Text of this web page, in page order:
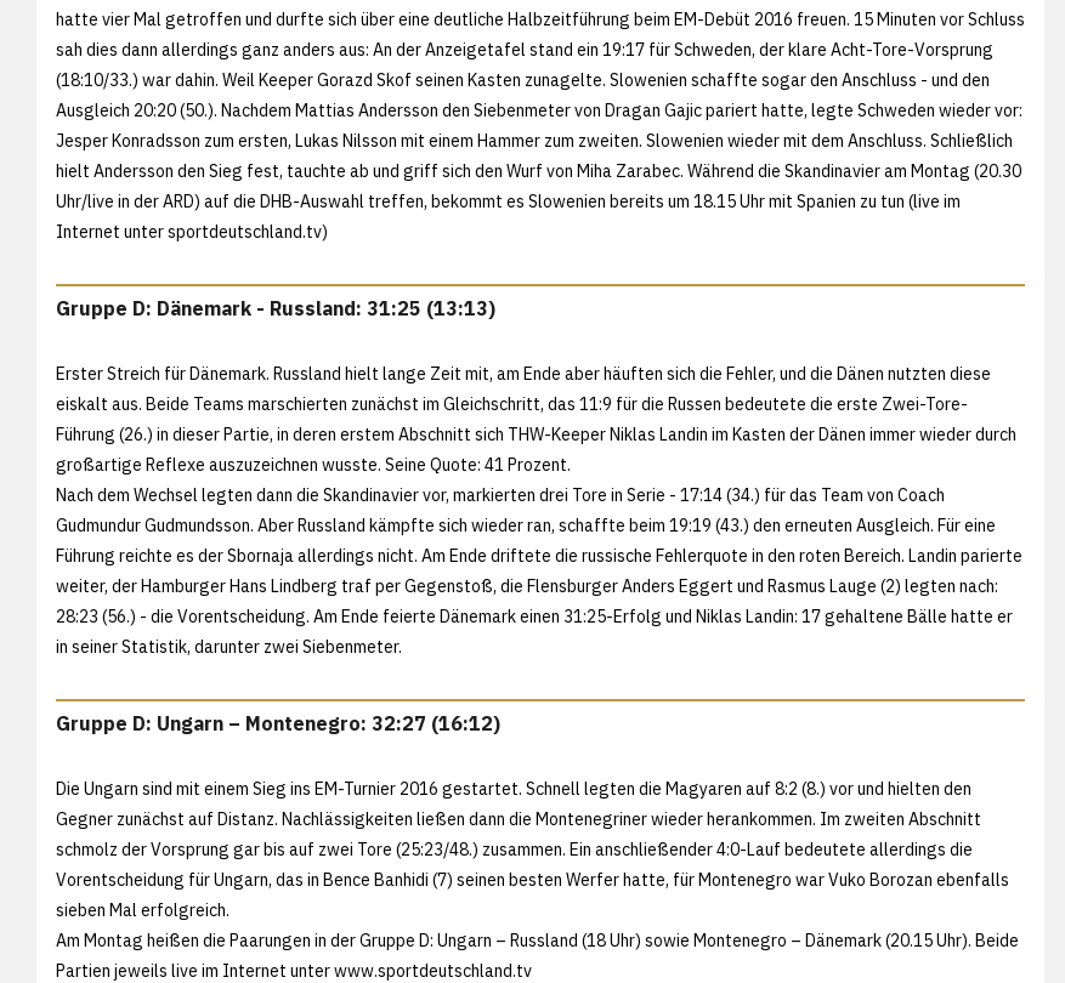
hatte vier Mal getroffen und durfte sich über eine deutliche Halbzeitführung beim EM-Debüt 2016 freuen. 15 Minuten vor Schluss
sah dies dann allerdings ganz anders aus: An der Anzeigetafel stand ein 19:17 für Schweden, der klare Acht-Tore-Vorsprung
(18:10/33.) war dahin. Weil Keeper Gorazd Skof seinen Kasten zunagelte. Slowenien schaffte sogar den Anschluss - und den
Ausgleich 20:20 (50.). Nachdem Mattias Andersson den Siebenmeter von Dragan Gajic pariert hatte, legte Schweden wieder vor:
Jesper Konradsson zum ersten, Lukas Nilsson mit einem Hammer zum zweiten. Slowenien wieder mit dem Anschluss. Schließlich
hielt Andersson den Sieg fest, tauchte ab und griff sich den Wurf von Miha Zarabec. Während die Skandinavier am Montag (20.30
Uhr/live in der ARD) auf die DHB-Auswahl treffen, bekommt es Slowenien bereits um 18.15 Uhr mit Spanien zu tun (live im
Internet untersportdeutschland.tv)
Gruppe D: Dänemark - Russland: 31:25 (13:13)
Erster Streich für Dänemark. Russland hielt lange Zeit mit, am Ende aber häuften sich die Fehler, und die Dänen nutzten diese
eiskalt aus. Beide Teams marschierten zunächst im Gleichschritt, das 11:9 für die Russen bedeutete die erste Zwei-Tore-
Führung (26.) in dieser Partie, in deren erstem Abschnitt sich THW-Keeper Niklas Landin im Kasten der Dänen immer wieder durch
großartige Reflexe auszuzeichnen wusste. Seine Quote: 41 Prozent.
Nach dem Wechsel legten dann die Skandinavier vor, markierten drei Tore in Serie - 17:14 (34.) für das Team von Coach
Gudmundur Gudmundsson. Aber Russland kämpfte sich wieder ran, schaffte beim 19:19 (43.) den erneuten Ausgleich. Für eine
Führung reichte es der Sbornaja allerdings nicht. Am Ende driftete die russische Fehlerquote in den roten Bereich. Landin parierte
weiter, der Hamburger Hans Lindberg traf per Gegenstoß, die Flensburger Anders Eggert und Rasmus Lauge (2) legten nach:
28:23 (56.) - die Vorentscheidung. Am Ende feierte Dänemark einen 31:25-Erfolg und Niklas Landin: 17 gehaltene Bälle hatte er
in seiner Statistik, darunter zwei Siebenmeter.
Gruppe D: Ungarn – Montenegro: 32:27 (16:12)
Die Ungarn sind mit einem Sieg ins EM-Turnier 2016 gestartet. Schnell legten die Magyaren auf 8:2 (8.) vor und hielten den
Gegner zunächst auf Distanz. Nachlässigkeiten ließen dann die Montenegriner wieder herankommen. Im zweiten Abschnitt
schmolz der Vorsprung gar bis auf zwei Tore (25:23/48.) zusammen. Ein anschließender 4:0-Lauf bedeutete allerdings die
Vorentscheidung für Ungarn, das in Bence Banhidi (7) seinen besten Werfer hatte, für Montenegro war Vuko Borozan ebenfalls
sieben Mal erfolgreich.
Am Montag heißen die Paarungen in der Gruppe D: Ungarn – Russland (18 Uhr) sowie Montenegro – Dänemark (20.15 Uhr). Beide
Partien jeweils live im Internet unterwww.sportdeutschland.tv